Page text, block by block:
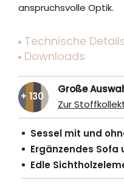
anspruchsvolle Optik.
Technische
Downloads
+ 130
Große
Zur
Sessel mit und
Ergänzendes Sofa
Edle